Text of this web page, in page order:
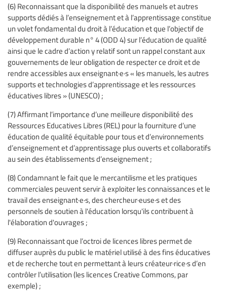
(6) Reconnaissant que la disponibilité des manuels et autres
supports dédiés à l’enseignement et à l’apprentissage constitue
un volet fondamental du droit à l’éducation et que l’objectif de
développement durable n° 4 (ODD 4) sur l’éducation de qualité
ainsi que le cadre d’action y relatif sont un rappel constant aux
gouvernements de leur obligation de respecter ce droit et de
rendre accessibles aux enseignant·e·s « les manuels, les autres
supports et technologies d’apprentissage et les ressources
éducatives libres » (UNESCO) ;
(7) Affirmant l’importance d’une meilleure disponibilité des
Ressources Educatives Libres (REL) pour la fourniture d’une
éducation de qualité équitable pour tous et d’environnements
d’enseignement et d’apprentissage plus ouverts et collaboratifs
au sein des établissements d’enseignement ;
(8) Condamnant le fait que le mercantilisme et les pratiques
commerciales peuvent servir à exploiter les connaissances et le
travail des enseignant·e·s, des chercheur·euse·s et des
personnels de soutien à l'éducation lorsqu'ils contribuent à
l'élaboration d'ouvrages ;
(9) Reconnaissant que l’octroi de licences libres permet de
diffuser auprès du public le matériel utilisé à des fins éducatives
et de recherche tout en permettant à leurs créateur·rice·s d’en
contrôler l’utilisation (les licences Creative Commons, par
exemple) ;